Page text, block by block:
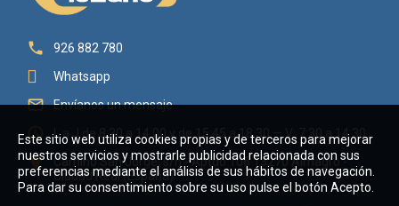

926 882 780
Whatsapp
 Envíanos un mensaje
 L a J de 8:30 a 14:00 y de 15:45 a 18:30 — V: 7:30 a 14:30

Camino San Jorge, s/n - Aptdo 106 13270 Almagro -
Ciudad Real (España)
Este sitio web utiliza cookies propias y de terceros para mejorar
nuestros servicios y mostrarle publicidad relacionada con sus
preferencias mediante el análisis de sus hábitos de navegación.
Para dar su consentimiento sobre su uso pulse el botón Acepto.